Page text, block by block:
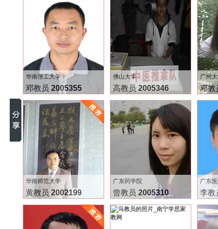
华南理工大学
邓教员 2005355
佛山大学
高教员 2005346
广州
邓
华南师范大学
黄教员 2002199
广东药学院
曾教员 2005310
广东
李